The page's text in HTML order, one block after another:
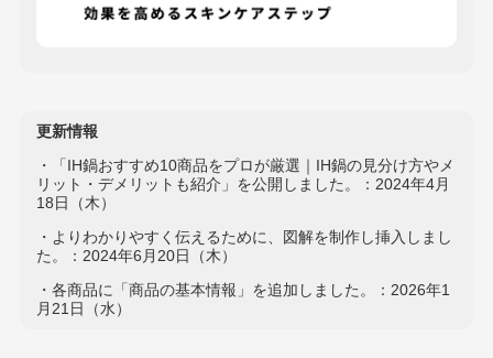
更新情報
・「IH鍋おすすめ10商品をプロが厳選｜IH鍋の見分け方やメ
リット・デメリットも紹介」を公開しました。：2024年4月
18日（木）
・よりわかりやすく伝えるために、図解を制作し挿入しまし
た。：2024年6月20日（木）
・各商品に「商品の基本情報」を追加しました。：2026年1
月21日（水）